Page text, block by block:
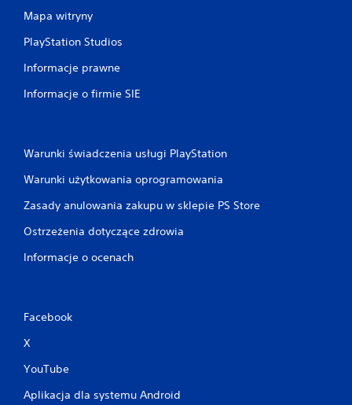
Mapa witryny
PlayStation Studios
Informacje prawne
Informacje o firmie SIE
Warunki świadczenia usługi PlayStation
Warunki użytkowania oprogramowania
Zasady anulowania zakupu w sklepie PS Store
Ostrzeżenia dotyczące zdrowia
Informacje o ocenach
Facebook
X
YouTube
Aplikacja dla systemu Android